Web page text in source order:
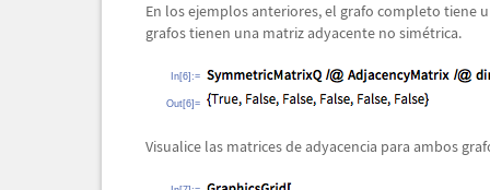
En los ejemplos anteriores, el grafo completo tiene
grafos tienen una matriz adyacente no simétrica.
In[6]:=
Out[6]=
Visualice las matrices de adyacencia para ambos